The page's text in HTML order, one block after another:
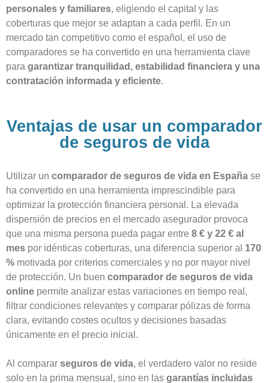
personales y familiares, eligiendo el capital y las
coberturas que mejor se adaptan a cada perfil. En un
mercado tan competitivo como el español, el uso de
comparadores se ha convertido en una herramienta clave
para garantizar tranquilidad, estabilidad financiera y una
contratación informada y eficiente.
Ventajas de usar un comparador
de seguros de vida
Utilizar un comparador de seguros de vida en España se
ha convertido en una herramienta imprescindible para
optimizar la protección financiera personal. La elevada
dispersión de precios en el mercado asegurador provoca
que una misma persona pueda pagar entre 8 € y 22 € al
mes por idénticas coberturas, una diferencia superior al 170
% motivada por criterios comerciales y no por mayor nivel
de protección. Un buen comparador de seguros de vida
online permite analizar estas variaciones en tiempo real,
filtrar condiciones relevantes y comparar pólizas de forma
clara, evitando costes ocultos y decisiones basadas
únicamente en el precio inicial.
Al comparar seguros de vida, el verdadero valor no reside
solo en la prima mensual, sino en las garantías incluidas